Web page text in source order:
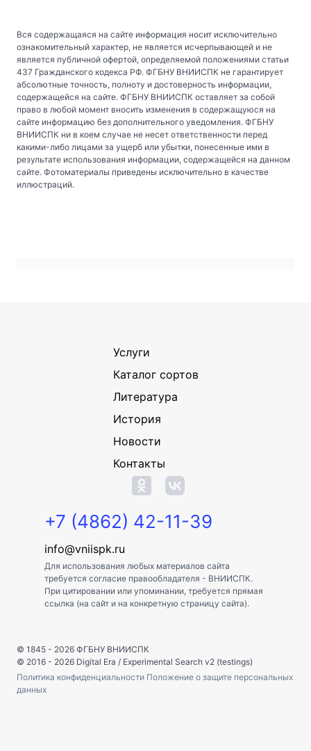
Вся содержащаяся на сайте информация носит исключительно
ознакомительный характер, не является исчерпывающей и не
является публичной офертой, определяемой положениями статьи
437 Гражданского кодекса РФ. ФГБНУ ВНИИСПК не гарантирует
абсолютные точность, полноту и достоверность информации,
содержащейся на сайте. ФГБНУ ВНИИСПК оставляет за собой
право в любой момент вносить изменения в содержащуюся на
сайте информацию без дополнительного уведомления. ФГБНУ
ВНИИСПК ни в коем случае не несет ответственности перед
какими-либо лицами за ущерб или убытки, понесенные ими в
результате использования информации, содержащейся на данном
сайте. Фотоматериалы приведены исключительно в качестве
иллюстраций.
Услуги
Каталог сортов
Литература
История
Новости
Контакты
+7 (4862) 42-11-39
info@vniispk.ru
Для использования любых материалов сайта
требуется согласие правообладателя - ВНИИСПК.
При цитировании или упоминании, требуется прямая
ссылка (на сайт и на конкретную страницу сайта).
© 1845 - 2026 ФГБНУ ВНИИСПК
© 2016 - 2026 Digital Era / Experimental Search v2 (testings)
Политика конфиденциальности Положение о защите персональных
данных